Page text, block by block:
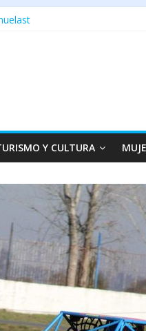
Y CULTURA